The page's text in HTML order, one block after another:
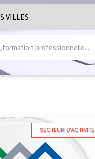
SECTEUR D'ACTIVITE